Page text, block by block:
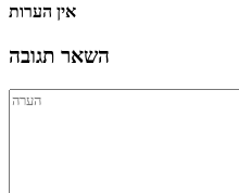
אין הערות
השאר תגובה